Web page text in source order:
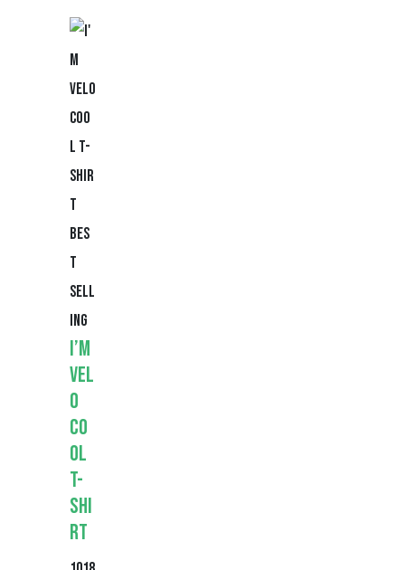
Bes
t
Sell
ing
I’m
Vel
o
Co
ol
T-
shi
rt